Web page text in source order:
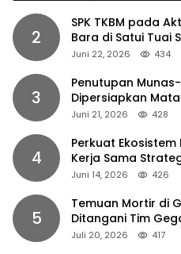
2
SPK TKBM pada
Bara di Satui Tuai
Juni 22, 2026 434
3
Penutupan
Dipersiapkan
Juni 21, 2026 428
4
Perkuat Ekosistem
Kerja Sama
Juni 14, 2026 426
5
Temuan Mortir di
Ditangani Tim
Juli 20, 2026 417